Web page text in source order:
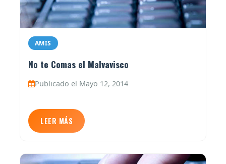
AMIS
No te Comas el Malvavisco
Publicado el Mayo 12, 2014
LEER MÁS